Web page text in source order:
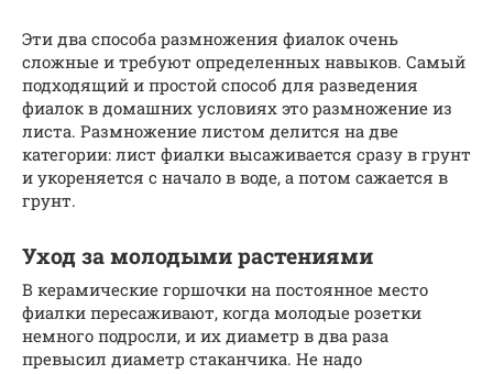
Эти два способа размножения фиалок очень
сложные и требуют определенных навыков. Самый
подходящий и простой способ для разведения
фиалок в домашних условиях это размножение из
листа. Размножение листом делится на две
категории: лист фиалки высаживается сразу в грунт
и укореняется с начало в воде, а потом сажается в
грунт.
Уход за молодыми растениями
В керамические горшочки на постоянное место
фиалки пересаживают, когда молодые розетки
немного подросли, и их диаметр в два раза
превысил диаметр стаканчика. Не надо